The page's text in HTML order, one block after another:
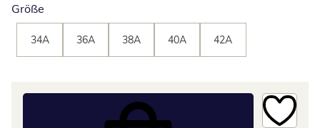
Größe
34A 36A 38A 40A 42A